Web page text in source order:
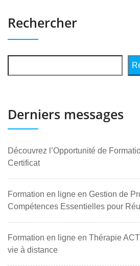
Rechercher
Derniers messages
Découvrez l’Opportunité de
Certificat
Formation en ligne en Gestion de
Compétences Essentielles pour
Formation en ligne en Thérapie
vie à distance